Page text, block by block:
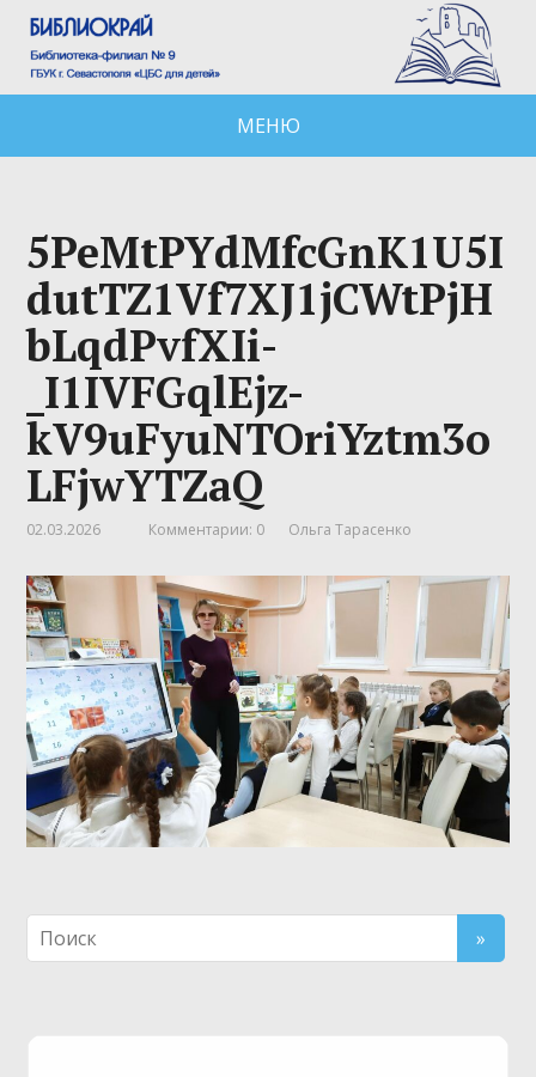
МЕНЮ
5PeMtPYdMfcGnK1U5I
dutTZ1Vf7XJ1jCWtPjH
bLqdPvfXIi-
_I1IVFGqlEjz-
kV9uFyuNTOriYztm3o
LFjwYTZaQ
02.03.2026 Комментарии: 0 Ольга Тарасенко